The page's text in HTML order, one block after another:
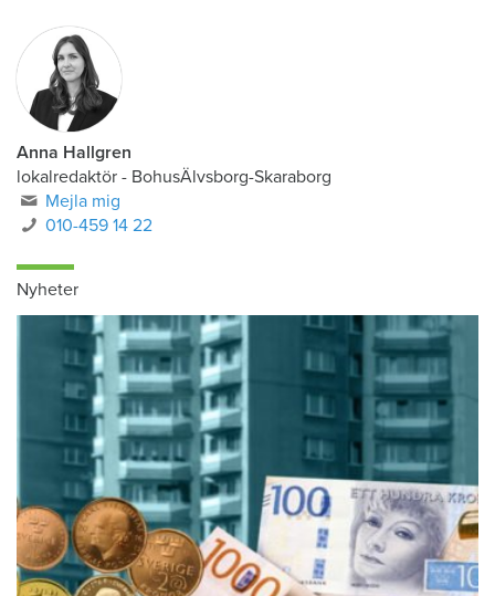
Anna Hallgren
lokalredaktör - BohusÄlvsborg-Skaraborg
Mejla mig
010-459 14 22
Nyheter